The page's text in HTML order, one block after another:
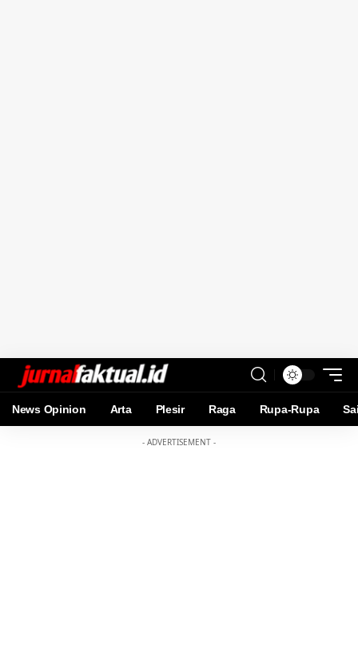
News Opinion Arta Plesir Raga Rupa-Rupa
- ADVERTISEMENT -